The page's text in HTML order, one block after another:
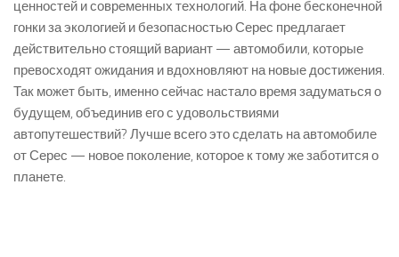
ценностей и современных технологий. На фоне бесконечной
гонки за экологией и безопасностью Серес предлагает
действительно стоящий вариант — автомобили, которые
превосходят ожидания и вдохновляют на новые достижения.
Так может быть, именно сейчас настало время задуматься о
будущем, объединив его с удовольствиями
автопутешествий? Лучше всего это сделать на автомобиле
от Серес — новое поколение, которое к тому же заботится о
планете.